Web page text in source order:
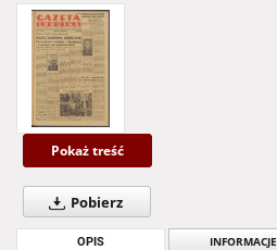
Pokaż treść
Pobierz
OPIS INFORMACJE